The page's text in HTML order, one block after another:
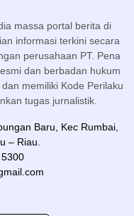
massa portal berita di
informasi terkini secara
perusahaan PT. Pena
dan berbadan hukum
memiliki Kode Perilaku
tugas jurnalistik.
Baru, Kec Rumbai,
– Riau.